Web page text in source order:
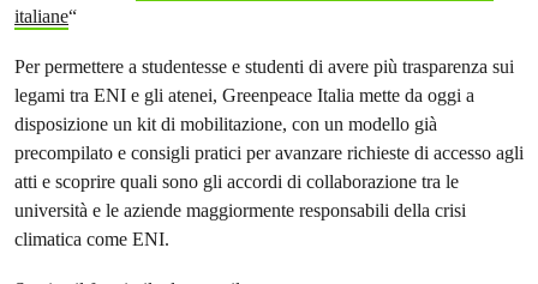
italiane“
Per permettere a studentesse e studenti di avere più trasparenza sui
legami tra ENI e gli atenei, Greenpeace Italia mette da oggi a
disposizione un kit di mobilitazione, con un modello già
precompilato e consigli pratici per avanzare richieste di accesso agli
atti e scoprire quali sono gli accordi di collaborazione tra le
università e le aziende maggiormente responsabili della crisi
climatica come ENI.